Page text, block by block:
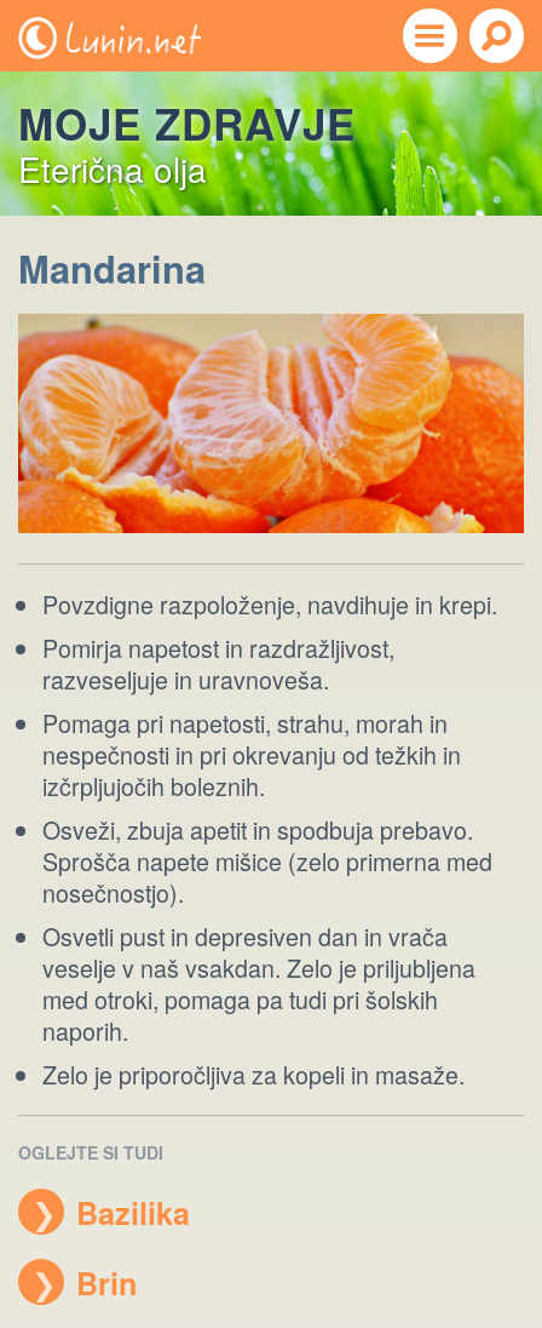
MOJE ZDRAVJE
Eterična olja
Mandarina
Povzdigne razpoloženje, navdihuje in krepi.
Pomirja napetost in razdražljivost,
razveseljuje in uravnoveša.
Pomaga pri napetosti, strahu, morah in
nespečnosti in pri okrevanju od težkih in
izčrpljujočih boleznih.
Osveži, zbuja apetit in spodbuja prebavo.
Sprošča napete mišice (zelo primerna med
nosečnostjo).
Osvetli pust in depresiven dan in vrača
veselje v naš vsakdan. Zelo je priljubljena
med otroki, pomaga pa tudi pri šolskih
naporih.
Zelo je priporočljiva za kopeli in masaže.
OGLEJTE SI TUDI
❯ Bazilika
❯ Brin